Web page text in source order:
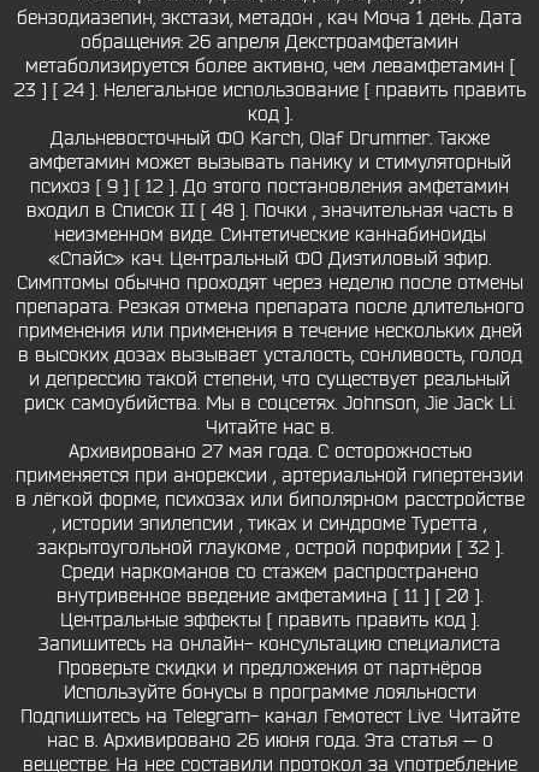
бензодиазепин, экстази, метадон , кач Моча 1 день. Дата
обращения: 26 апреля Декстроамфетамин
метаболизируется более активно, чем левамфетамин [
23 ] [ 24 ]. Нелегальное использование [ править править
код ].
Дальневосточный ФО Karch, Olaf Drummer. Также
амфетамин может вызывать панику и стимуляторный
психоз [ 9 ] [ 12 ]. До этого постановления амфетамин
входил в Список II [ 48 ]. Почки , значительная часть в
неизменном виде. Синтетические каннабиноиды
«Спайс» кач. Центральный ФО Диэтиловый эфир.
Симптомы обычно проходят через неделю после отмены
препарата. Резкая отмена препарата после длительного
применения или применения в течение нескольких дней
в высоких дозах вызывает усталость, сонливость, голод
и депрессию такой степени, что существует реальный
риск самоубийства. Мы в соцсетях. Johnson, Jie Jack Li.
Читайте нас в.
Архивировано 27 мая года. С осторожностью
применяется при анорексии , артериальной гипертензии
в лёгкой форме, психозах или биполярном расстройстве
, истории эпилепсии , тиках и синдроме Туретта ,
закрытоугольной глаукоме , острой порфирии [ 32 ].
Среди наркоманов со стажем распространено
внутривенное введение амфетамина [ 11 ] [ 20 ].
Центральные эффекты [ править править код ].
Запишитесь на онлайн- консультацию специалиста
Проверьте скидки и предложения от партнёров
Используйте бонусы в программе лояльности
Подпишитесь на Telegram- канал Гемотест Live. Читайте
нас в. Архивировано 26 июня года. Эта статья — о
веществе. На нее составили протокол за употребление